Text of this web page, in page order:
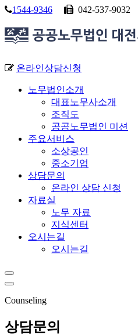
1544-9346 042-537-9032
온라인상담신청
노무법인소개
대표노무사소개
조직도
공공노무법인 미션
주요서비스
소상공인
중소기업
상담문의
온라인 상담 신청
자료실
노무 자료
지식센터
오시는길
오시는길
Counseling
상담문의